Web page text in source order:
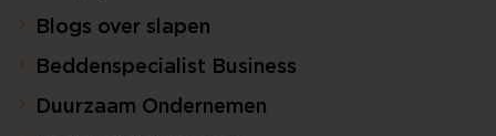
Blogs over slapen
Beddenspecialist Business
Duurzaam Ondernemen